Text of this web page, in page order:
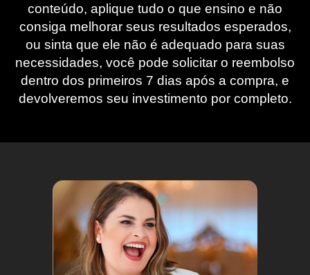
conteúdo, aplique tudo o que ensino e não
consiga melhorar seus resultados esperados,
ou sinta que ele não é adequado para suas
necessidades, você pode solicitar o reembolso
dentro dos primeiros 7 dias após a compra, e
devolveremos seu investimento por completo.